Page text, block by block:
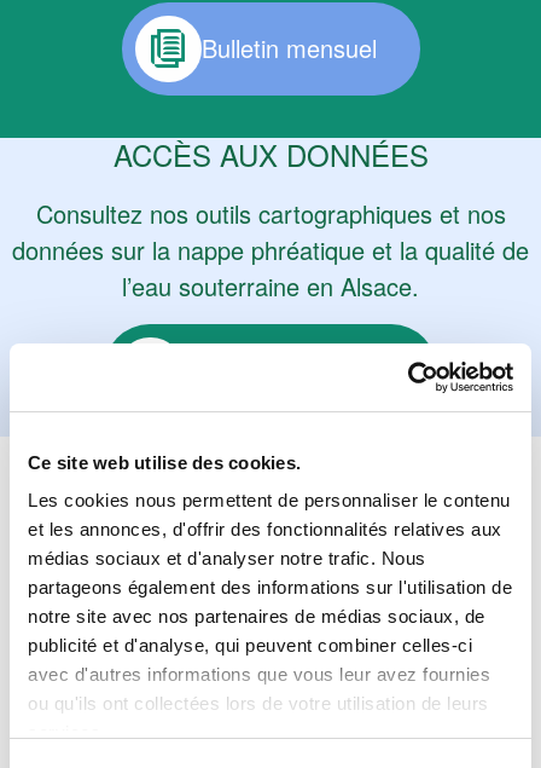
Ce site web utilise des cookies.
Les cookies nous permettent de personnaliser le contenu
et les annonces, d'offrir des fonctionnalités relatives aux
médias sociaux et d'analyser notre trafic. Nous
partageons également des informations sur l'utilisation de
notre site avec nos partenaires de médias sociaux, de
publicité et d'analyse, qui peuvent combiner celles-ci
avec d'autres informations que vous leur avez fournies
ou qu'ils ont collectées lors de votre utilisation de leurs
Bulletin mensuel
ACCÈS AUX DONNÉES
Consultez nos outils cartographiques et nos
données sur la nappe phréatique et la qualité de
l’eau souterraine en Alsace.
L'OBSERVATOIRE DE L'EAU
D'ALSACE